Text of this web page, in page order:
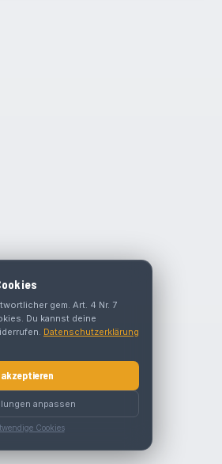
gem. Art. 4 Nr. 7
Du kannst deine
Datenschutzerklärung
anpassen
Cookies